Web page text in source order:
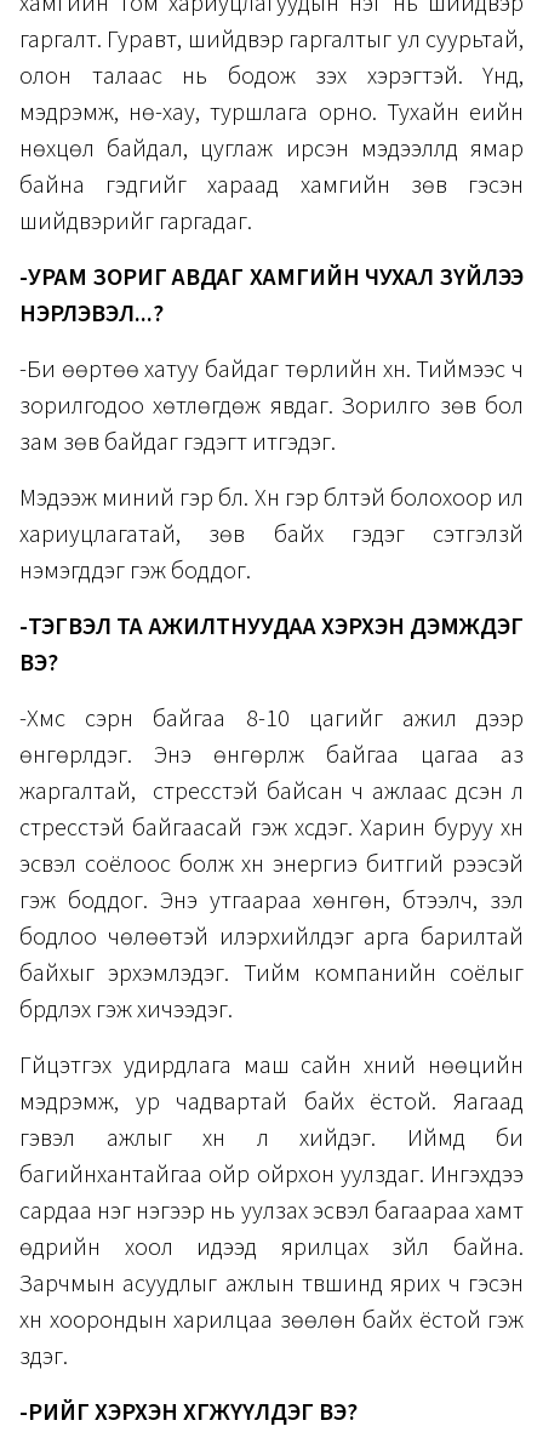
гаргалт. Гуравт, шийдвэр гаргалтыг ул суурьтай,
олон талаас нь бодож үзэх хэрэгтэй. Үүнд,
мэдрэмж, нөү-хау, туршлага орно. Тухайн үеийн
нөхцөл байдал, цуглаж ирсэн мэдээллүүд ямар
байна гэдгийг хараад хамгийн зөв гэсэн
шийдвэрийг гаргадаг.
-УРАМ ЗОРИГ АВДАГ ХАМГИЙН ЧУХАЛ ЗҮЙЛЭЭ
НЭРЛЭВЭЛ...?
-Би өөртөө хатуу байдаг төрлийн хүн. Тиймээс ч
зорилгодоо хөтлөгдөж явдаг. Зорилго зөв бол
зам зөв байдаг гэдэгт итгэдэг.
Мэдээж миний гэр бүл. Хүн гэр бүлтэй болохоор илүү
хариуцлагатай, зөв байх гэдэг сэтгэлзүй
нэмэгддэг гэж боддог.
-ТЭГВЭЛ ТА АЖИЛТНУУДАА ХЭРХЭН ДЭМЖДЭГ
ВЭ?
-Хүмүүс сэрүүн байгаа 8-10 цагийг ажил дээр
өнгөрүүлдэг. Энэ өнгөрүүлж байгаа цагаа аз
жаргалтай, стресстэй байсан ч ажлаас үүдсэн л
стресстэй байгаасай гэж хүсдэг. Харин буруу хүн
эсвэл соёлоос болж хүн энергиэ битгий үрээсэй
гэж боддог. Энэ утгаараа хөнгөн, бүтээлч, үзэл
бодлоо чөлөөтэй илэрхийлдэг арга барилтай
байхыг эрхэмлэдэг. Тийм компанийн соёлыг
бүрдүүлэх гэж хичээдэг.
Гүйцэтгэх удирдлага маш сайн хүний нөөцийн
мэдрэмж, ур чадвартай байх ёстой. Яагаад
гэвэл ажлыг хүн л хийдэг. Иймд би
багийнхантайгаа ойр ойрхон уулздаг. Ингэхдээ
сардаа нэг нэгээр нь уулзах эсвэл багаараа хамт
өдрийн хоол идээд ярилцах зүйл байна.
Зарчмын асуудлыг ажлын түвшинд ярих ч гэсэн
хүн хоорондын харилцаа зөөлөн байх ёстой гэж
үздэг.
-ӨӨРИЙГӨӨ ХЭРХЭН ХӨГЖҮҮЛДЭГ ВЭ?